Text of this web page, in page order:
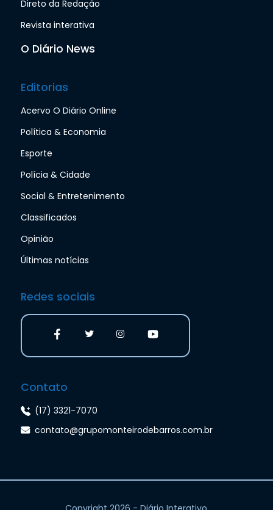
Direto da Redação
Revista interativa
O Diário News
Editorias
Acervo O Diário Online
Política & Economia
Esporte
Polícia & Cidade
Social & Entretenimento
Classificados
Opinião
Últimas notícias
Redes sociais
Contato
(17) 3321-7070
contato@grupomonteirodebarros.com.br